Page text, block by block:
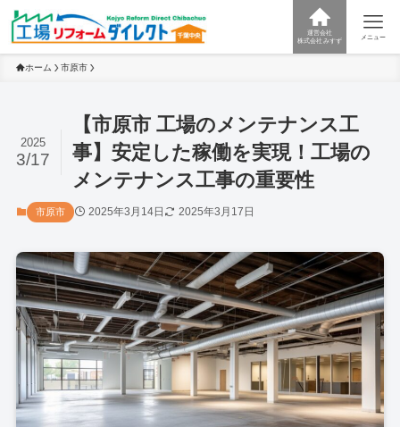
運営会社
株式会社みすず
メニュー
ホーム 市原市
【市原市 工場のメンテナンス工
事】安定した稼働を実現！工場の
メンテナンス工事の重要性
2025
3/17
市原市 2025年3月14日 2025年3月17日